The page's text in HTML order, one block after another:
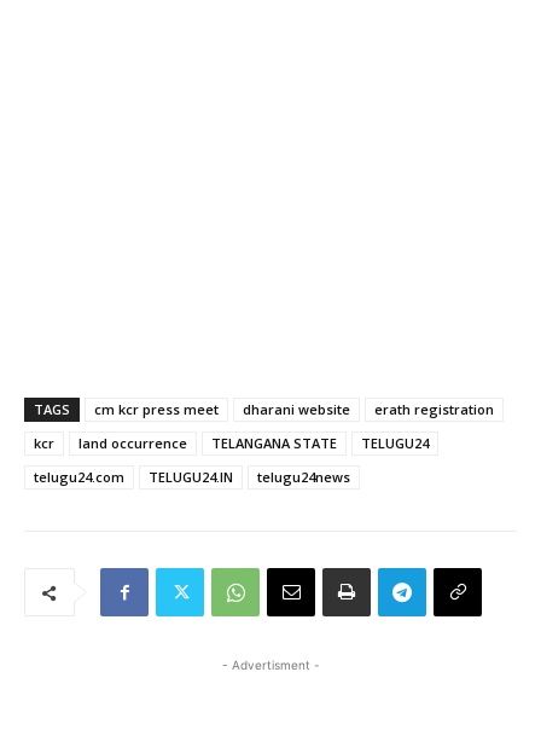
TAGS cm kcr press meet dharani website
erath registration
kcr
land occurrence TELANGANA STATE
TELUGU24
telugu24.com
TELUGU24.IN telugu24news
- Advertisment -